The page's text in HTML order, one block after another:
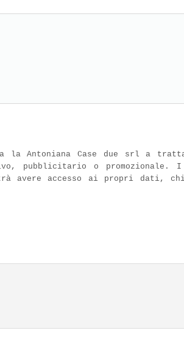
la Antoniana Case due srl
pubblicitario o
avere accesso ai propri dati,